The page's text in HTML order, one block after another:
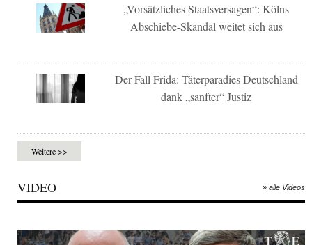
„Vorsätzliches Staatsversagen“: Kölns
Abschiebe-Skandal weitet sich aus
Der Fall Frida: Täterparadies Deutschland
dank „sanfter“ Justiz
Weitere >>
VIDEO » alle Videos